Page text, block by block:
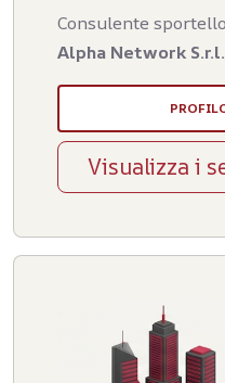
Consulente sportello
Alpha Network
Visualizza i